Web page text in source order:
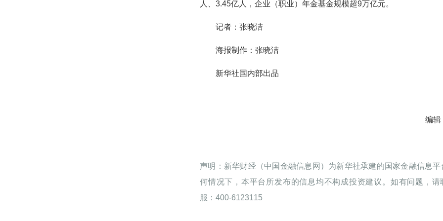
人、3.45亿人，企业（职业）年金基金规模超9万亿元。
记者：张晓洁
海报制作：张晓洁
新华社国内部出品
编辑
声明：新华财经（中国金融信息网）为新华社承建的国家金融信息平
何情况下，本平台所发布的信息均不构成投资建议。如有问题，请
服：400-6123115